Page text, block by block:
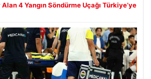
Alan 4 Yangın Söndürme Uçağı Türkiye’ye